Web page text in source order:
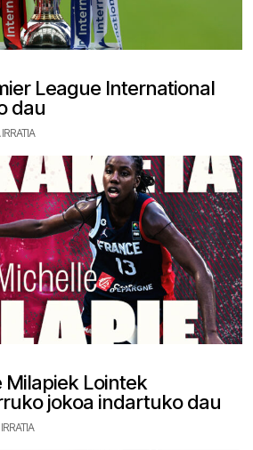
League International
dau
Lointek
jokoa indartuko dau